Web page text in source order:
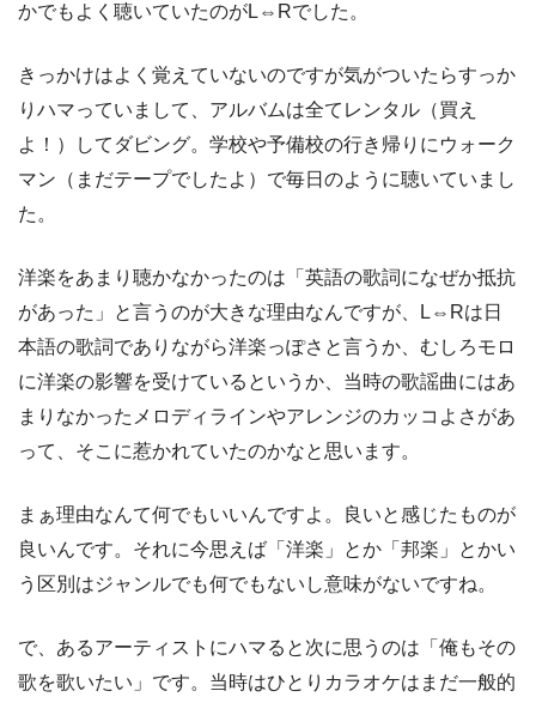
かでもよく聴いていたのがL⇔Rでした。
きっかけはよく覚えていないのですが気がついたらすっか
りハマっていまして、アルバムは全てレンタル（買え
よ！）してダビング。学校や予備校の行き帰りにウォーク
マン（まだテープでしたよ）で毎日のように聴いていまし
た。
洋楽をあまり聴かなかったのは「英語の歌詞になぜか抵抗
があった」と言うのが大きな理由なんですが、L⇔Rは日
本語の歌詞でありながら洋楽っぽさと言うか、むしろモロ
に洋楽の影響を受けているというか、当時の歌謡曲にはあ
まりなかったメロディラインやアレンジのカッコよさがあ
って、そこに惹かれていたのかなと思います。
まぁ理由なんて何でもいいんですよ。良いと感じたものが
良いんです。それに今思えば「洋楽」とか「邦楽」とかい
う区別はジャンルでも何でもないし意味がないですね。
で、あるアーティストにハマると次に思うのは「俺もその
歌を歌いたい」です。当時はひとりカラオケはまだ一般的